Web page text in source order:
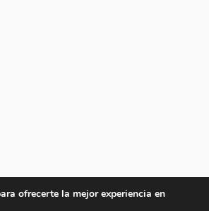
ofrecerte la mejor experiencia en